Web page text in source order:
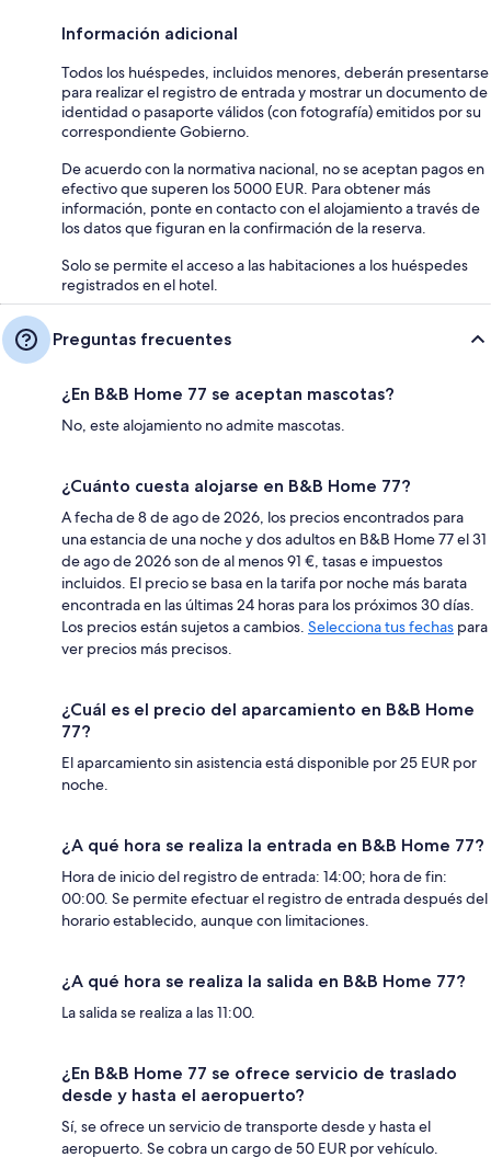
Información adicional
Todos los huéspedes, incluidos menores, deberán presentarse
para realizar el registro de entrada y mostrar un documento de
identidad o pasaporte válidos (con fotografía) emitidos por su
correspondiente Gobierno.
De acuerdo con la normativa nacional, no se aceptan pagos en
efectivo que superen los 5000 EUR. Para obtener más
información, ponte en contacto con el alojamiento a través de
los datos que figuran en la confirmación de la reserva.
Solo se permite el acceso a las habitaciones a los huéspedes
registrados en el hotel.
Preguntas frecuentes
¿En B&B Home 77 se aceptan mascotas?
No, este alojamiento no admite mascotas.
¿Cuánto cuesta alojarse en B&B Home 77?
A fecha de 8 de ago de 2026, los precios encontrados para
una estancia de una noche y dos adultos en B&B Home 77 el 31
de ago de 2026 son de al menos 91 €, tasas e impuestos
incluidos. El precio se basa en la tarifa por noche más barata
encontrada en las últimas 24 horas para los próximos 30 días.
Los precios están sujetos a cambios. Selecciona tus fechas para
ver precios más precisos.
¿Cuál es el precio del aparcamiento en B&B Home
77?
El aparcamiento sin asistencia está disponible por 25 EUR por
noche.
¿A qué hora se realiza la entrada en B&B Home 77?
Hora de inicio del registro de entrada: 14:00; hora de fin:
00:00. Se permite efectuar el registro de entrada después del
horario establecido, aunque con limitaciones.
¿A qué hora se realiza la salida en B&B Home 77?
La salida se realiza a las 11:00.
¿En B&B Home 77 se ofrece servicio de traslado
desde y hasta el aeropuerto?
Sí, se ofrece un servicio de transporte desde y hasta el
aeropuerto. Se cobra un cargo de 50 EUR por vehículo.